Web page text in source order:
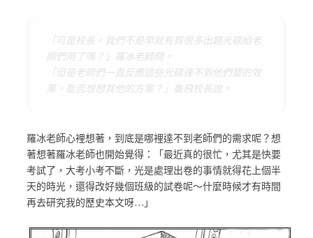
「可是校長，我們不是早就有買很多出題光碟給老
師們用了嗎？」羅冰老師問。
「但是老師們一直反應這些光碟達不到他們要的效
果，能否想想其他的方案？」魯飛校長說。
羅冰老師心裡想著，到底是哪裡達不到老師們的需求呢？想
著想著羅冰老師也開始覺得：「最近真的很忙，尤其是快要
考試了，大考小考不斷，光是處理出卷的事情就得花上個半
天的時光，還得改好幾個班級的試卷呢～什麼時候才有時間
再去研究我的歷史本文呀…」